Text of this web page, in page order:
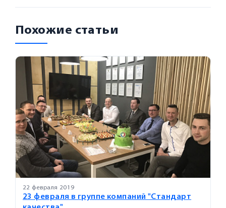
Похожие статьи
22 февраля 2019
23 февраля в группе компаний "Стандарт